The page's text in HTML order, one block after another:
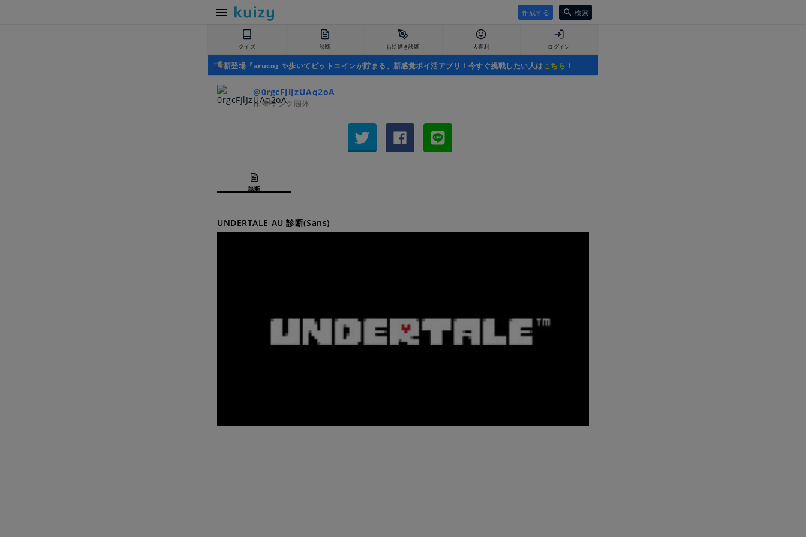
作成する 検索
クイズ 診断 お絵描き診断 大喜利 ログイン
新登場『aruco』✨歩いてビットコインが貯まる、新感覚ポイ活アプリ！今すぐ挑戦したい人はこちら ！
@0rgcFJlJzUAq2oA
作者ランク圏外
診断
UNDERTALE AU 診断(Sans)